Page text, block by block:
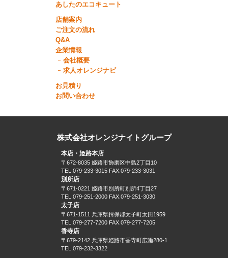
あしたのエコキュート
店舗案内
ご注文の流れ
Q&A
企業情報
会社概要
求人オレンジナビ
お見積り
お問い合わせ
株式会社オレンジナイトグループ
本店・姫路本店
〒672-8035 姫路市飾磨区中島2丁目10
TEL.079-233-3015 FAX.079-233-3031
別所店
〒671-0221 姫路市別所町別所4丁目27
TEL.079-251-2000 FAX.079-251-3030
太子店
〒671-1511 兵庫県揖保郡太子町太田1959
TEL.079-277-7200 FAX.079-277-7205
香寺店
〒679-2142 兵庫県姫路市香寺町広瀬280-1
TEL.079-232-3322